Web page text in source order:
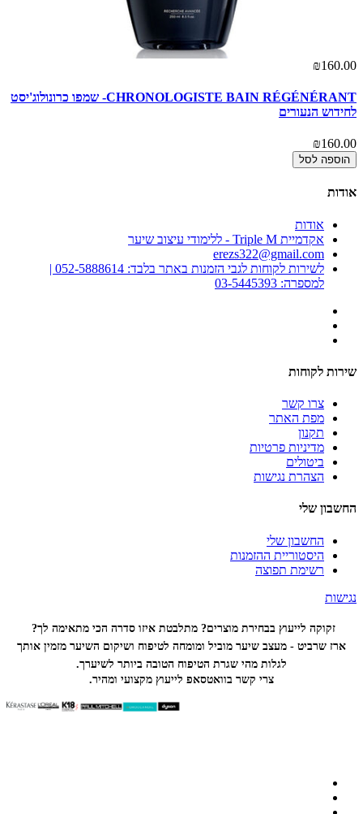
₪160.00
CHRONOLOGISTE BAIN RÉGÉNÉRANT- שמפו כרונולוג'יסט
לחידוש הנעורים
₪160.00
הוספה לסל
אודות
אודות
אקדמיית Triple M - ללימודי עיצוב שיער
erezs322@gmail.com
לשירות לקוחות לגבי הזמנות באתר בלבד: 052-5888614 |
למספרה: 03-5445393
שירות לקוחות
צרו קשר
מפת האתר
תקנון
מדיניות פרטיות
ביטולים
הצהרת נגישות
החשבון שלי
החשבון שלי
היסטוריית ההזמנות
רשימת תפוצה
נגישות
זקוקה לייעוץ בבחירת מוצרים? מתלבטת איזו סדרה הכימתאימה לך?
ארז שרביט - מעצב שיער מוביל ומומחה לטיפוח ושיקום השיער מזמין אותך
לגלות מהי שגרת הטיפוח הטובה ביותר לשיערך.
צרי קשר בוואטסאפ לייעוץ מקצועי ומהיר.